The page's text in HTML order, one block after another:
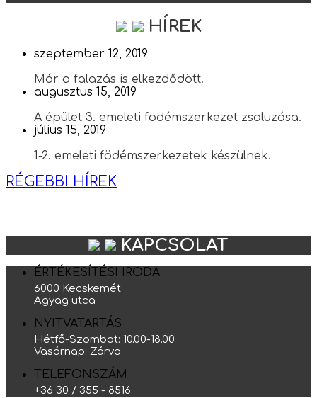
HÍREK
szeptember 12, 2019
Már a falazás is elkezdődött.
augusztus 15, 2019
A épület 3. emeleti födémszerkezet zsaluzása.
július 15, 2019
1-2. emeleti födémszerkezetek készülnek.
RÉGEBBI HÍREK
KAPCSOLAT
ÉRTÉKESÍTÉSI IRODA
6000 Kecskemét
Agyag utca
NYITVATARTÁS
Hétfő-Szombat: 10.00-18.00
Vasárnap: Zárva
TELEFONSZÁM
+36 30 / 355 - 8516